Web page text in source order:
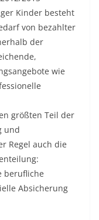
Kinder besteht
von bezahlter
der
wie
größten Teil der
und
Regel auch die
berufliche
Absicherung